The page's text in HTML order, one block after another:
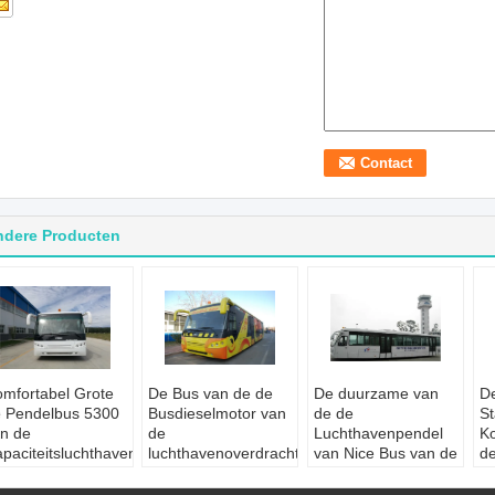
Producten
Grote
Pendelbus 5300
de
De Bus van de de
Busdieselmotor van
de
luchthavenoverdracht
De duurzame van
de de
Luchthavenpendel
van Nice Bus van de